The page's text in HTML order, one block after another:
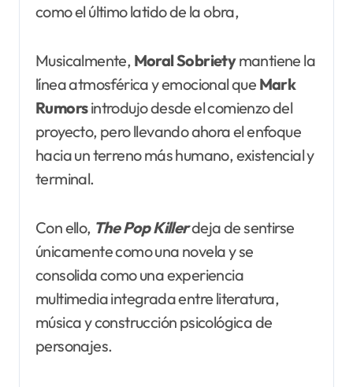
como el último latido de la obra,
Musicalmente, Moral Sobrietymantiene la
línea atmosférica y emocional que Mark
Rumorsintrodujo desde el comienzo del
proyecto, pero llevando ahora el enfoque
hacia un terreno más humano, existencial y
terminal.
Con ello, The Pop Killerdeja de sentirse
únicamente como una novela y se
consolida como una experiencia
multimedia integrada entre literatura,
música y construcción psicológica de
personajes.